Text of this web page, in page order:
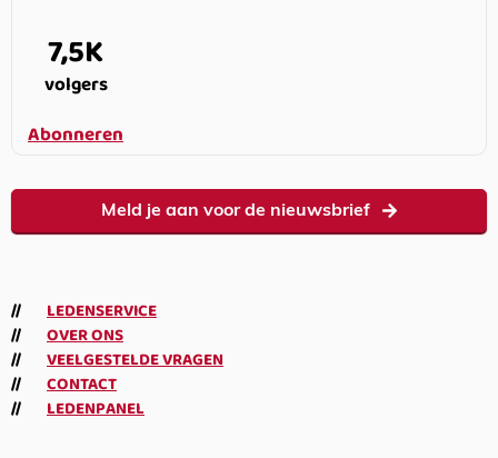
7,5K
volgers
Abonneren
Meld je aan voor de nieuwsbrief
LEDENSERVICE
OVER ONS
VEELGESTELDE VRAGEN
CONTACT
LEDENPANEL